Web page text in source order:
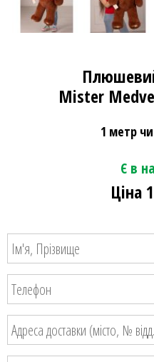
Mister
1 метр
Є в
Ціна